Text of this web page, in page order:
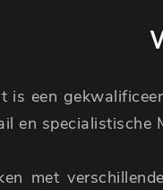
is een
en specialistische
met